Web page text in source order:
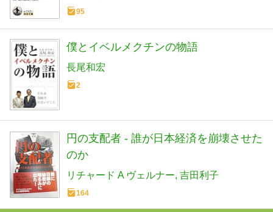
95
僕とイベルメクチンの物語
長尾和宏
2
円の支配者 - 誰が日本経済を崩壊させた
のか
リチャード A ヴェルナー 吉田利子
164